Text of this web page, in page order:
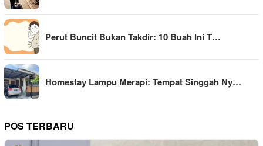
Perut Buncit Bukan Takdir: 10 Buah Ini T…
Homestay Lampu Merapi: Tempat Singgah Ny…
POS TERBARU